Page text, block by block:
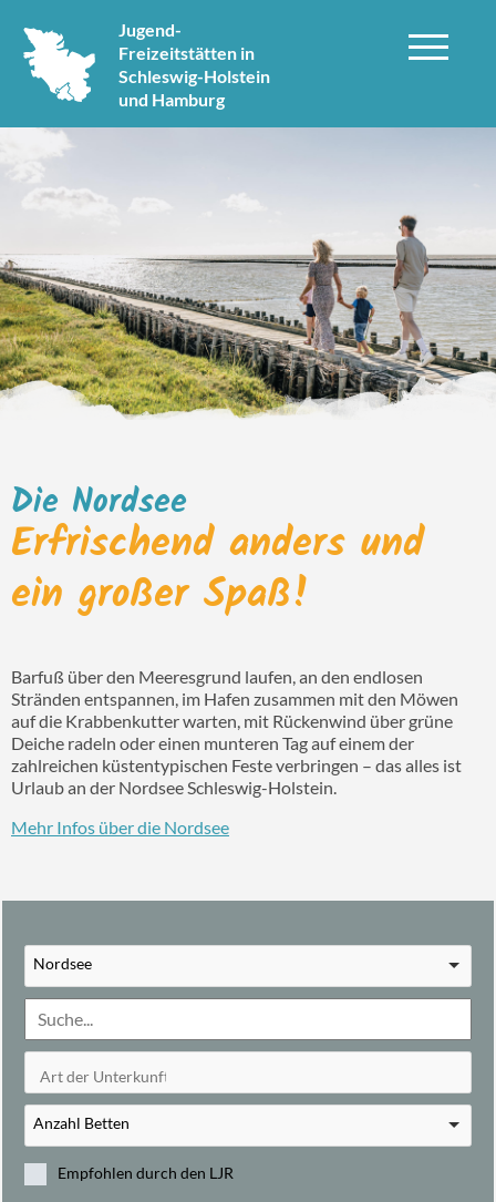
Jugend-
Freizeitstätten in
Schleswig-Holstein
und Hamburg
Die Nordsee
Erfrischend anders und
ein großer Spaß!
Barfuß über den Meeresgrund laufen, an den endlosen
Stränden entspannen, im Hafen zusammen mit den Möwen
auf die Krabbenkutter warten, mit Rückenwind über grüne
Deiche radeln oder einen munteren Tag auf einem der
zahlreichen küstentypischen Feste verbringen – das alles ist
Urlaub an der Nordsee Schleswig-Holstein.
Mehr Infos über die Nordsee
Nordsee
Anzahl Betten
Empfohlen durch den LJR